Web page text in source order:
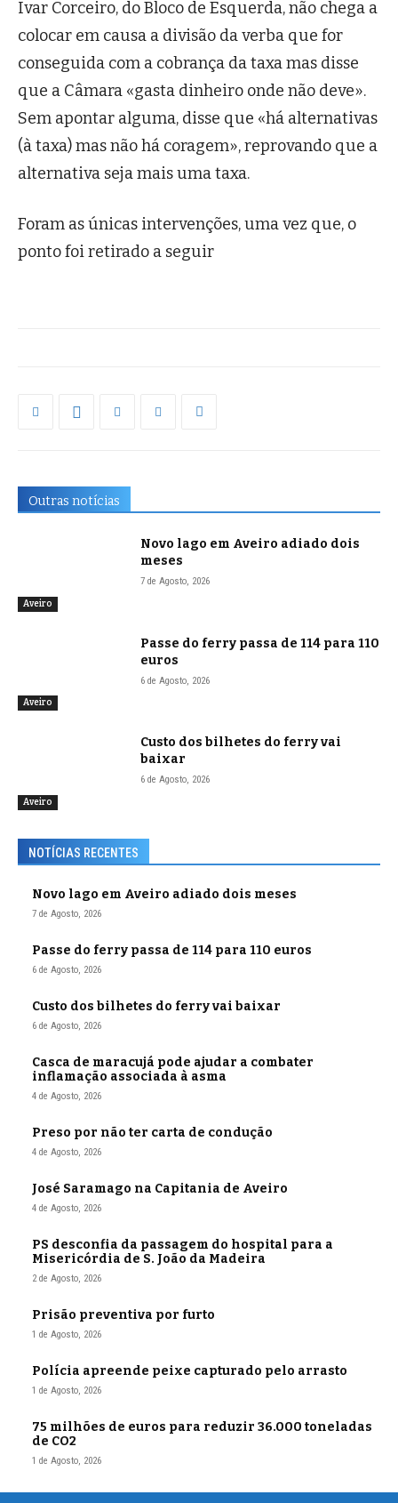
Ivar Corceiro, do Bloco de Esquerda, não chega a
colocar em causa a divisão da verba que for
conseguida com a cobrança da taxa mas disse
que a Câmara «gasta dinheiro onde não deve».
Sem apontar alguma, disse que «há alternativas
(à taxa) mas não há coragem», reprovando que a
alternativa seja mais uma taxa.
Foram as únicas intervenções, uma vez que, o
ponto foi retirado a seguir
Outras notícias
Aveiro
Novo lago em Aveiro adiado dois
meses
7 de Agosto, 2026
Aveiro
Passe do ferry passa de 114 para 110
euros
6 de Agosto, 2026
Aveiro
Custo dos bilhetes do ferry vai
baixar
6 de Agosto, 2026
NOTÍCIAS RECENTES
Novo lago em Aveiro adiado dois meses
7 de Agosto, 2026
Passe do ferry passa de 114 para 110 euros
6 de Agosto, 2026
Custo dos bilhetes do ferry vai baixar
6 de Agosto, 2026
Casca de maracujá pode ajudar a combater
inflamação associada à asma
4 de Agosto, 2026
Preso por não ter carta de condução
4 de Agosto, 2026
José Saramago na Capitania de Aveiro
4 de Agosto, 2026
PS desconfia da passagem do hospital para a
Misericórdia de S. João da Madeira
2 de Agosto, 2026
Prisão preventiva por furto
1 de Agosto, 2026
Polícia apreende peixe capturado pelo arrasto
1 de Agosto, 2026
75 milhões de euros para reduzir 36.000 toneladas
de CO2
1 de Agosto, 2026